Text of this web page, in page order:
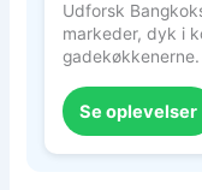
Udforsk
markeder, dyk i
gadekøkkenerne.
Se oplevelser